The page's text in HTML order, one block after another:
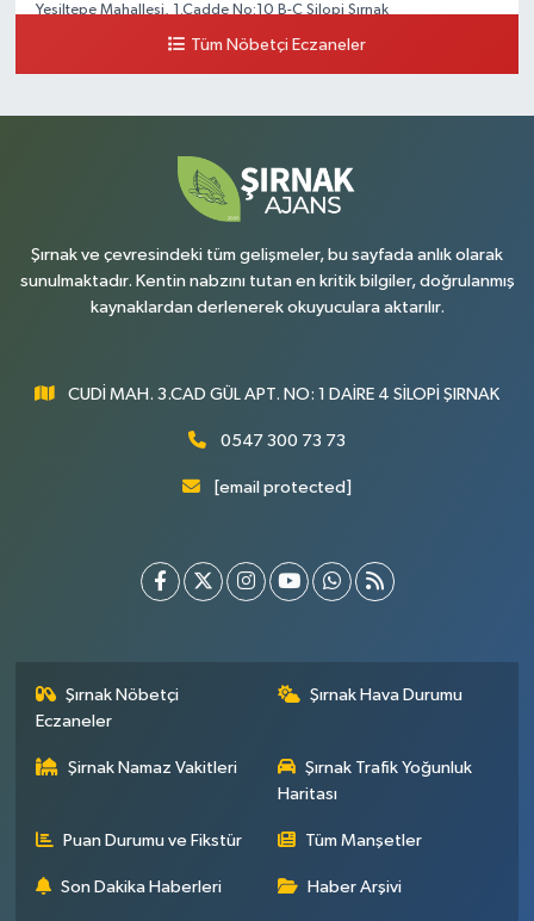
Yeşiltepe Mahallesi, 1.Cadde No:10 B-C Silopi Şırnak
0 (486) 518 72 47 Yol Tarifi Al
0 (486) 518 70 07 Yol Tarifi Al
Tüm Nöbetçi Eczaneler
Şırnak ve çevresindeki tüm gelişmeler, bu sayfada anlık olarak
sunulmaktadır. Kentin nabzını tutan en kritik bilgiler, doğrulanmış
kaynaklardan derlenerek okuyuculara aktarılır.
CUDİ MAH. 3.CAD GÜL APT. NO: 1 DAİRE 4 SİLOPİ ŞIRNAK
0547 300 73 73
[email protected]
Şırnak Nöbetçi
Eczaneler
Şırnak Hava Durumu
Şirnak Namaz Vakitleri
Şırnak Trafik Yoğunluk
Haritası
Puan Durumu ve Fikstür Tüm Manşetler
Son Dakika Haberleri Haber Arşivi